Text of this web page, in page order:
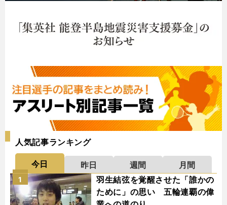
人気記事ランキング
今日 昨日 週間
月間
羽生結弦を覚醒させた「誰かの
ために」の思い 五輪連覇の偉
1